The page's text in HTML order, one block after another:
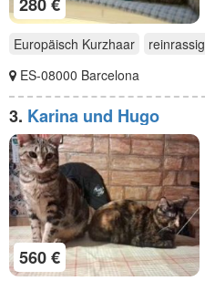
Europäisch Kurzhaar reinrassig
ES-08000 Barcelona
3. Karina und Hugo
560 €